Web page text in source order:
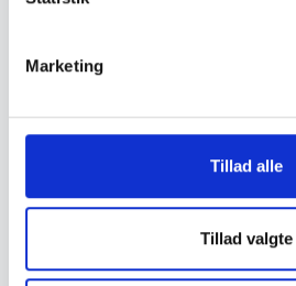
Marketing
Tillad alle
Tillad valgte
Grensaks
Lygter
Snerydning
Teleskopværktøj
Faldsikring